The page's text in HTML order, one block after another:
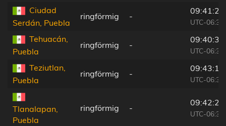
Ciudad
Serdán, Puebla
ringförmig -
09:41:29
UTC-06:36
Tehuacán,
Puebla
ringförmig -
09:40:36
UTC-06:36
Teziutlan,
Puebla
ringförmig -
09:43:14
UTC-06:36
Tlanalapan,
Puebla
ringförmig -
09:42:21
UTC-06:36